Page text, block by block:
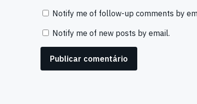
Notify me of follow-up comments by
Notify me of new posts by email.